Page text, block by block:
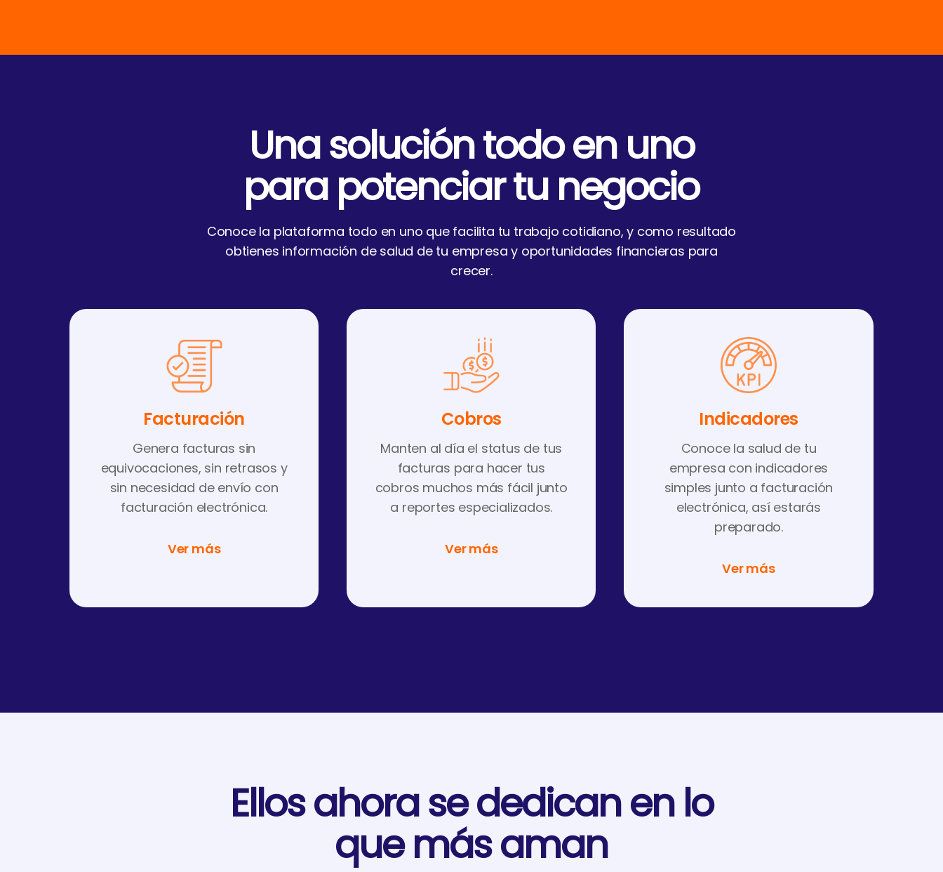
Una solución todo en uno
para potenciar tu negocio
Conoce la plataforma todo en uno que facilita tu trabajo cotidiano, y como resultado
obtienes información de salud de tu empresa y oportunidades financieras para
crecer.
Facturación
Genera facturas sin
equivocaciones, sin retrasos y
sin necesidad de envío con
facturación electrónica.
Ver más
Cobros
Manten al día el status de tus
facturas para hacer tus
cobros muchos más fácil junto
a reportes especializados.
Ver más
Indicadores
Conoce la salud de tu
empresa con indicadores
simples junto a facturación
electrónica, así estarás
preparado.
Ver más
Ellos ahora se dedican en lo
que más aman